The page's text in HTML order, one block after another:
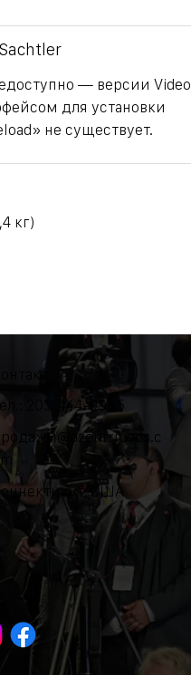
— версии Video
для установки
не существует.
кг)
Контакт
203-444-9985
США